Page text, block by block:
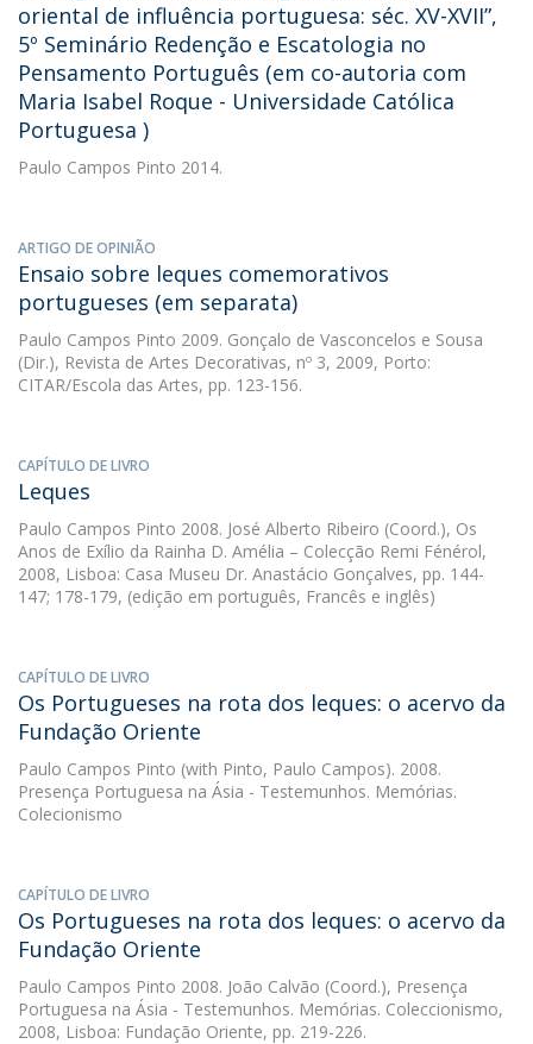
oriental de influência portuguesa: séc. XV-XVII”,
5º Seminário Redenção e Escatologia no
Pensamento Português (em co-autoria com
Maria Isabel Roque - Universidade Católica
Portuguesa )
Paulo Campos Pinto 2014.
ARTIGO DE OPINIÃO
Ensaio sobre leques comemorativos
portugueses (em separata)
Paulo Campos Pinto 2009. Gonçalo de Vasconcelos e Sousa
(Dir.), Revista de Artes Decorativas, nº 3, 2009, Porto:
CITAR/Escola das Artes, pp. 123-156.
CAPÍTULO DE LIVRO
Leques
Paulo Campos Pinto 2008. José Alberto Ribeiro (Coord.), Os
Anos de Exílio da Rainha D. Amélia – Colecção Remi Fénérol,
2008, Lisboa: Casa Museu Dr. Anastácio Gonçalves, pp. 144-
147; 178-179, (edição em português, Francês e inglês)
CAPÍTULO DE LIVRO
Os Portugueses na rota dos leques: o acervo da
Fundação Oriente
Paulo Campos Pinto (with Pinto, Paulo Campos). 2008.
Presença Portuguesa na Ásia - Testemunhos. Memórias.
Colecionismo
CAPÍTULO DE LIVRO
Os Portugueses na rota dos leques: o acervo da
Fundação Oriente
Paulo Campos Pinto 2008. João Calvão (Coord.), Presença
Portuguesa na Ásia - Testemunhos. Memórias. Coleccionismo,
2008, Lisboa: Fundação Oriente, pp. 219-226.